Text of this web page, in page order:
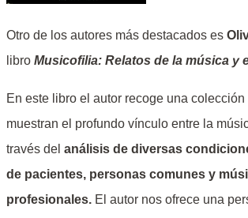
Otro de los autores más destacados es
libro Musicofilia: Relatos de la música y
En este libro el autor recoge una
muestran el profundo vínculo entre la
través del análisis de diversas
de pacientes, personas comunes y
profesionales. El autor nos ofrece una